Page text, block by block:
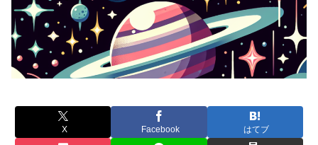
X Facebook はてブ